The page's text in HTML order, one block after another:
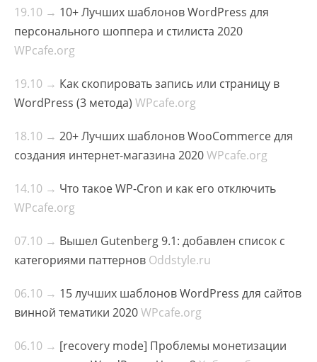
19.10 → 10+ Лучших шаблонов WordPress для
персонального шоппера и стилиста 2020
WPcafe.org
19.10 → Как скопировать запись или страницу в
WordPress (3 метода) WPcafe.org
18.10 → 20+ Лучших шаблонов WooCommerce для
создания интернет-магазина 2020WPcafe.org
14.10 → Что такое WP-Cron и как его отключить
WPcafe.org
07.10 → Вышел Gutenberg 9.1: добавлен список с
категориями паттернов Oddstyle.ru
06.10 → 15 лучших шаблонов WordPress для сайтов
винной тематики 2020WPcafe.org
06.10 → [recovery mode] Проблемы монетизации